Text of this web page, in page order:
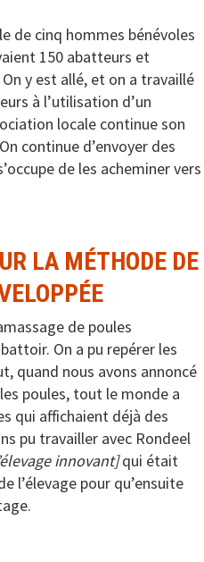
de cinq hommes bénévoles
150 abatteurs et
y est allé, et on a travaillé
à l’utilisation d’un
locale continue son
continue d’envoyer des
de les acheminer vers
LA MÉTHODE DE
de poules
On a pu repérer les
quand nous avons annoncé
poules, tout le monde a
qui affichaient déjà des
pu travailler avec Rondeel
innovant]qui était
l’élevage pour qu’ensuite